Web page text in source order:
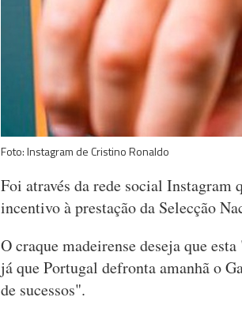
Foto: Instagram de Cristino Ronaldo
Foi através da rede social
incentivo à prestação da Selecção
O craque madeirense deseja que
já que Portugal defronta amanhã o
de sucessos".